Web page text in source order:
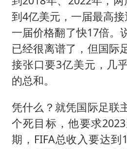
到4亿美元，一届最高接
一届价格翻了快17倍。
已经很离谱了，但国际
接张口要3亿美元，几
的总和。
凭什么？就凭国际足联
个死目标，他要求
期，FIFA总收入要达到